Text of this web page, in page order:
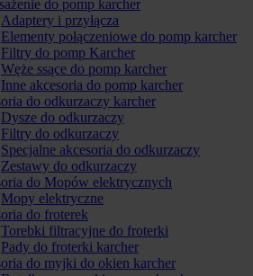
do pomp karcher
Adaptery i przyłącza
Elementy połączeniowe do pomp karcher
Filtry do pomp Karcher
Węże ssące do pomp karcher
Inne akcesoria do pomp karcher
do odkurzaczy karcher
Dysze do odkurzaczy
Filtry do odkurzaczy
Specjalne akcesoria do odkurzaczy
Zestawy do odkurzaczy
do Mopów elektrycznych
Mopy elektryczne
do froterek
Torebki filtracyjne do froterki
Pady do froterki karcher
do myjki do okien karcher